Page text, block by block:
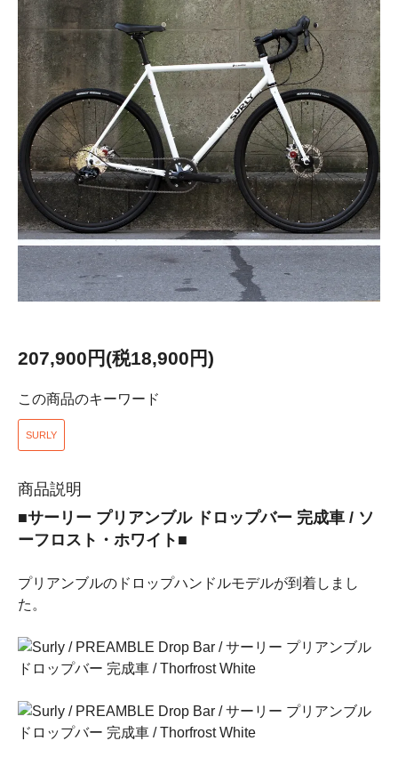
207,900円(税18,900円)
この商品のキーワード
SURLY
商品説明
■サーリー プリアンブル ドロップバー 完成車 / ソ
ーフロスト・ホワイト■
プリアンブルのドロップハンドルモデルが到着しまし
た。